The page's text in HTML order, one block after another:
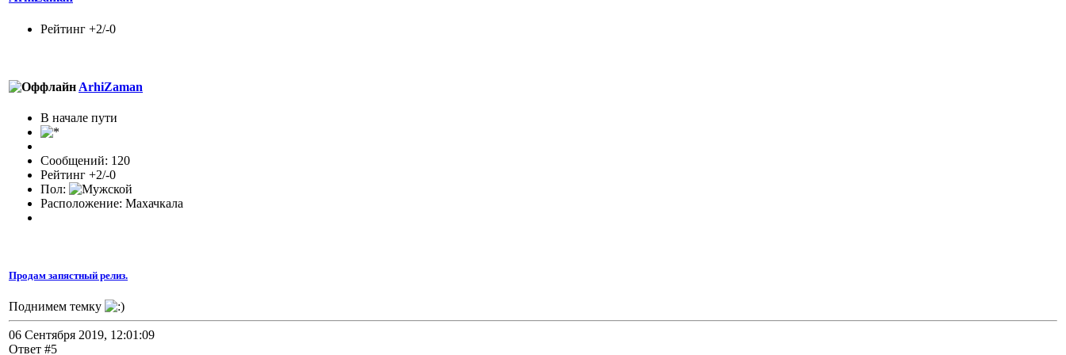
Рейтинг +2/-0
ArhiZaman
В начале пути
Сообщений: 120
Рейтинг +2/-0
Пол:
Расположение: Махачкала
Продам запястный релиз.
Поднимем темку
06 Сентября 2019, 12:01:09
Ответ #5